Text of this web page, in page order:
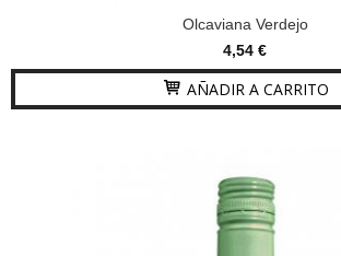
Olcaviana Verdejo
4,54 €
AÑADIR A CARRITO